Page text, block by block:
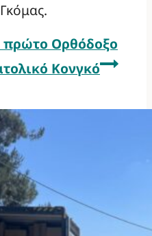
πρώτο Ορθόδοξο
Κονγκό